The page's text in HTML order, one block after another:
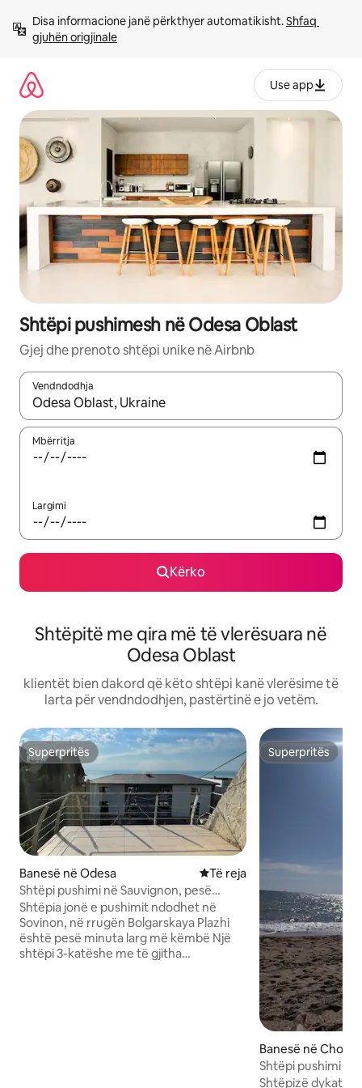
përmbajtja
Disa informacione janë përkthyer automatikisht. Shfaq
gjuhën origjinale
Use app
Shtëpi pushimesh në Odesa Oblast
Gjej dhe prenoto shtëpi unike në Airbnb
Vendndodhja
Kur rezultatet të jenë të disponueshme, lëviz me butonat e
Mbërritja
Largimi
Kërko
Shtëpitë me qira më të vlerësuara në
Odesa Oblast
klientët bien dakord që këto shtëpi kanë vlerësime të
larta për vendndodhjen, pastërtinë e jo vetëm.
Superpritës
Superpritës
Banesë në Odesa Vendqëndrim i ri
Të reja
Shtëpi pushimi në Sauvignon, pesë
minuta larg plazhit
Shtëpia jonë e pushimit ndodhet në
Sovinon, në rrugën Bolgarskaya Plazhi
është pesë minuta larg më këmbë Një
shtëpi 3-katëshe me të gjitha
Superpritës
Superpritës
Banesë në
Shtëpi pushimi e
larg plazhit
Shtëpizë